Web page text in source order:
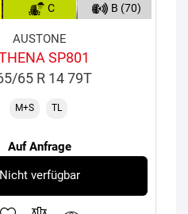
C B (70)
AUSTONE
SP801
65 R 14 79T
M+S TL
Auf Anfrage
Nicht verfügbar